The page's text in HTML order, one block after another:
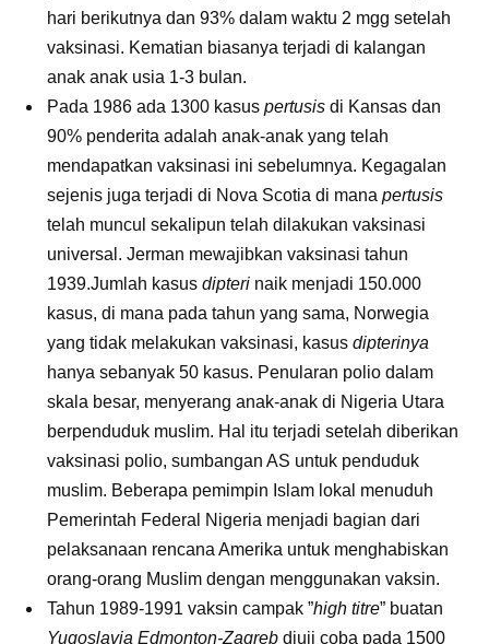
hari berikutnya dan 93% dalam waktu 2 mgg setelah
vaksinasi. Kematian biasanya terjadi di kalangan
anak anak usia 1-3 bulan.
Pada 1986 ada 1300 kasus pertusis di Kansas dan
90% penderita adalah anak-anak yang telah
mendapatkan vaksinasi ini sebelumnya. Kegagalan
sejenis juga terjadi di Nova Scotia di mana pertusis
telah muncul sekalipun telah dilakukan vaksinasi
universal. Jerman mewajibkan vaksinasi tahun
1939.Jumlah kasus dipteri naik menjadi 150.000
kasus, di mana pada tahun yang sama, Norwegia
yang tidak melakukan vaksinasi, kasus dipterinya
hanya sebanyak 50 kasus. Penularan polio dalam
skala besar, menyerang anak-anak di Nigeria Utara
berpenduduk muslim. Hal itu terjadi setelah diberikan
vaksinasi polio, sumbangan AS untuk penduduk
muslim. Beberapa pemimpin Islam lokal menuduh
Pemerintah Federal Nigeria menjadi bagian dari
pelaksanaan rencana Amerika untuk menghabiskan
orang-orang Muslim dengan menggunakan vaksin.
Tahun 1989-1991 vaksin campak ”high titre” buatan
Yugoslavia Edmonton-Zagreb diuji coba pada 1500